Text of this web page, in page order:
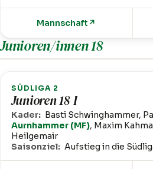
Mannschaft ↗
Junioren/innen 18
SÜDLIGA 2
Junioren 18 I
Kader: Basti Schwinghammer,
Aurnhammer (MF), Maxim
Heilgemair
Saisonziel: Aufstieg in die